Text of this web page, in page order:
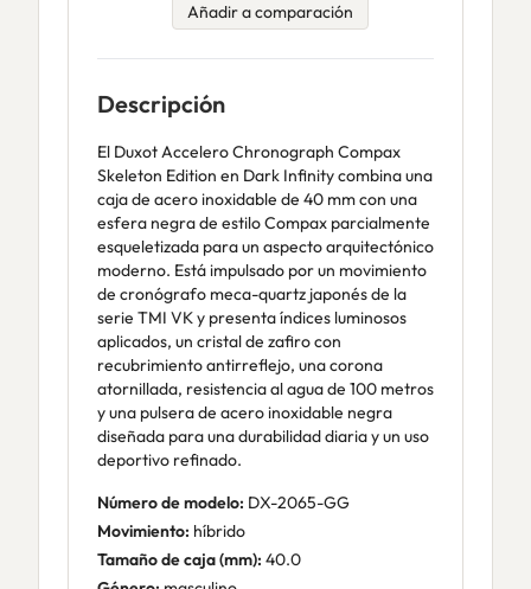
Añadir a comparación
Descripción
El Duxot Accelero Chronograph Compax
Skeleton Edition en Dark Infinity combina una
caja de acero inoxidable de 40 mm con una
esfera negra de estilo Compax parcialmente
esqueletizada para un aspecto arquitectónico
moderno. Está impulsado por un movimiento
de cronógrafo meca-quartz japonés de la
serie TMI VK y presenta índices luminosos
aplicados, un cristal de zafiro con
recubrimiento antirreflejo, una corona
atornillada, resistencia al agua de 100 metros
y una pulsera de acero inoxidable negra
diseñada para una durabilidad diaria y un uso
deportivo refinado.
Número de modelo: DX-2065-GG
Movimiento: híbrido
Tamaño de caja (mm): 40.0